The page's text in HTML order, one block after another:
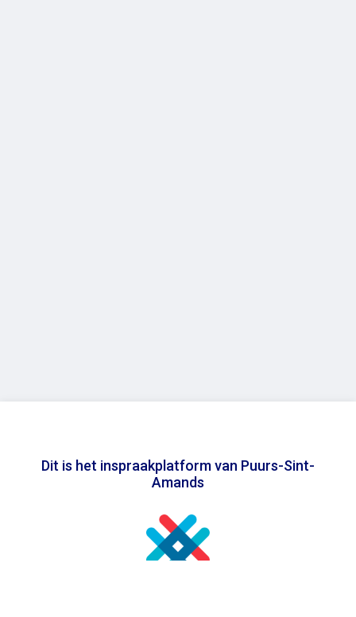
Dit is het inspraakplatform van Puurs-Sint-
Amands